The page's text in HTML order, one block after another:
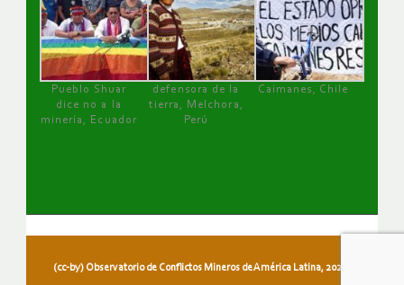
Pueblo Shuar
dice no a la
minería, Ecuador
defensora de la
tierra, Melchora,
Perú
Caimanes, Chile
(cc-by) Observatorio de Conflictos Mineros de América Latina, 2026